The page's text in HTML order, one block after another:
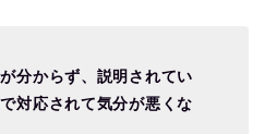
分からず、説明されてい
対応されて気分が悪くな